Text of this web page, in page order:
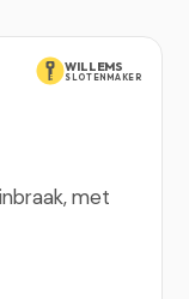
WILLEMS
SLOTENMAKER
met